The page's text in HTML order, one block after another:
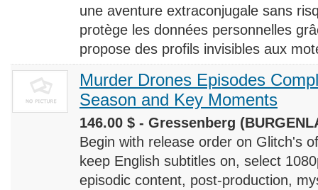
une aventure extraconjugale sans
protège les données personnelles
propose des profils invisibles aux
Murder Drones Episodes
Season and Key Moments
146.00 $ - Gressenberg
Begin with release order on Glitch's
keep English subtitles on, select
episodic content, post-production,